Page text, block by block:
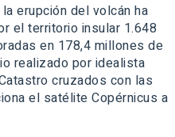
erupción del volcán ha
el territorio insular 1.648
en 178,4 millones de
realizado por idealista
cruzados con las
el satélite Copérnicus a